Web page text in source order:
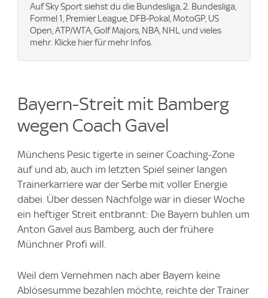
Auf Sky Sport siehst du die Bundesliga, 2. Bundesliga,
Formel 1, Premier League, DFB-Pokal, MotoGP, US
Open, ATP/WTA, Golf Majors, NBA, NHL und vieles
mehr. Klicke hier für mehr Infos.
Bayern-Streit mit Bamberg
wegen Coach Gavel
Münchens Pesic tigerte in seiner Coaching-Zone
auf und ab, auch im letzten Spiel seiner langen
Trainerkarriere war der Serbe mit voller Energie
dabei. Über dessen Nachfolge war in dieser Woche
ein heftiger Streit entbrannt: Die Bayern buhlen um
Anton Gavel aus Bamberg, auch der frühere
Münchner Profi will.
Weil dem Vernehmen nach aber Bayern keine
Ablösesumme bezahlen möchte, reichte der Trainer